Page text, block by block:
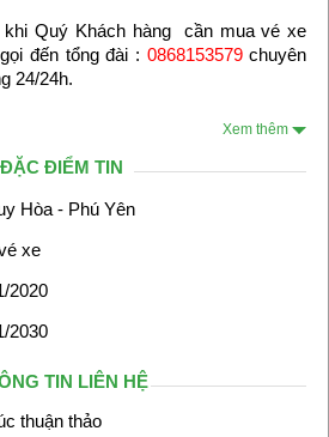
Quý Khách hàng cần mua vé xe
đến tổng đài : 0868153579chuyên
24/24h.
Xem thêm
ĐẶC ĐIỂM TIN
Hòa - Phú Yên
xe
2020
2030
TIN LIÊN HỆ
thuận thảo